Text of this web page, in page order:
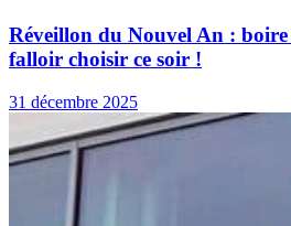
Réveillon du Nouvel An :
falloir choisir ce soir !
31 décembre 2025